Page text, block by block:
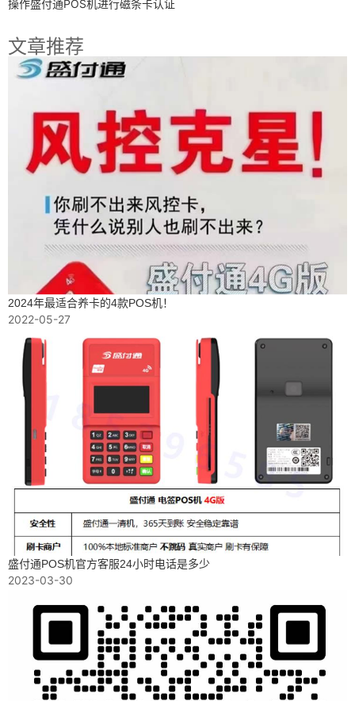
操作盛付通POS机进行磁条卡认证
文章推荐
2024年最适合养卡的4款POS机！
2022-05-27
盛付通POS机官方客服24小时电话是多少
2023-03-30